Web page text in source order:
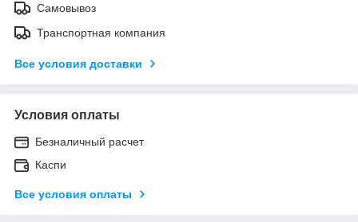
Самовывоз
Транспортная компания
Все условия доставки
Условия оплаты
Безналичный расчет
Каспи
Все условия оплаты